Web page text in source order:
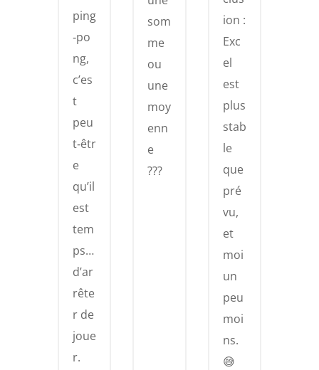
ping
‑po
ng,
c’es
t
peu
t‑êtr
e
qu’il
est
tem
ps…
d’ar
rête
r de
joue
r.
som
me
ou
une
moy
enn
e
???
ion :
Exc
el
est
plus
stab
le
que
pré
vu,
et
moi
un
peu
moi
ns.
😅